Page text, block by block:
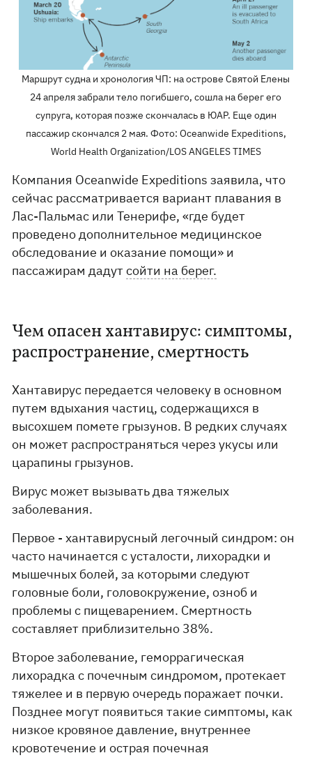
Маршрут судна и хронология ЧП: на острове Святой Елены
24 апреля забрали тело погибшего, сошла на берег его
супруга, которая позже скончалась в ЮАР. Еще один
пассажир скончался 2 мая. Фото: Oceanwide Expeditions,
World Health Organization/LOS ANGELES TIMES
Компания Oceanwide Expeditions заявила, что
сейчас рассматривается вариант плавания в
Лас-Пальмас или Тенерифе, «где будет
проведено дополнительное медицинское
обследование и оказание помощи» и
пассажирам дадутсойти на берег.
Чем опасен хантавирус: симптомы,
распространение, смертность
Хантавирус передается человеку в основном
путем вдыхания частиц, содержащихся в
высохшем помете грызунов. В редких случаях
он может распространяться через укусы или
царапины грызунов.
Вирус может вызывать два тяжелых
заболевания.
Первое - хантавирусный легочный синдром: он
часто начинается с усталости, лихорадки и
мышечных болей, за которыми следуют
головные боли, головокружение, озноб и
проблемы с пищеварением. Смертность
составляет приблизительно 38%.
Второе заболевание, геморрагическая
лихорадка с почечным синдромом, протекает
тяжелее и в первую очередь поражает почки.
Позднее могут появиться такие симптомы, как
низкое кровяное давление, внутреннее
кровотечение и острая почечная